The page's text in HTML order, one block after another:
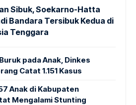
Sibuk, Soekarno-Hatta
Bandara Tersibuk Kedua di
Tenggara
pada Anak, Dinkes
Catat 1.151 Kasus
Anak di Kabupaten
Mengalami Stunting